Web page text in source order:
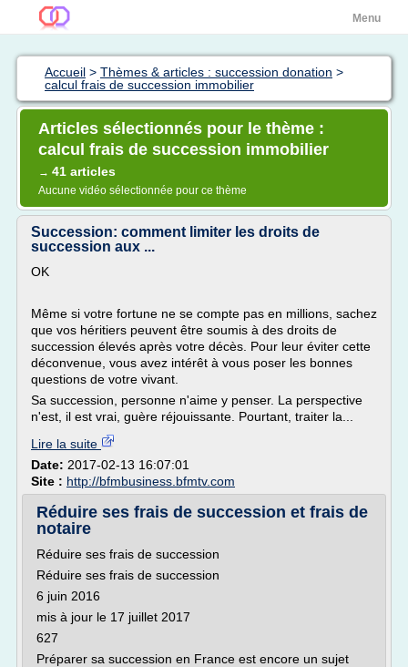
Menu
Accueil > Thèmes & articles : succession donation >
calcul frais de succession immobilier
Articles sélectionnés pour le thème :
calcul frais de succession immobilier
→ 41 articles
Aucune vidéo sélectionnée pour ce thème
Succession: comment limiter les droits de
succession aux ...
OK
Même si votre fortune ne se compte pas en millions, sachez
que vos héritiers peuvent être soumis à des droits de
succession élevés après votre décès. Pour leur éviter cette
déconvenue, vous avez intérêt à vous poser les bonnes
questions de votre vivant.
Sa succession, personne n'aime y penser. La perspective
n'est, il est vrai, guère réjouissante. Pourtant, traiter la...
Lire la suite
Date: 2017-02-13 16:07:01
Site : http://bfmbusiness.bfmtv.com
Réduire ses frais de succession et frais de
notaire
Réduire ses frais de succession
Réduire ses frais de succession
6 juin 2016
mis à jour le 17 juillet 2017
627
Préparer sa succession en France est encore un sujet